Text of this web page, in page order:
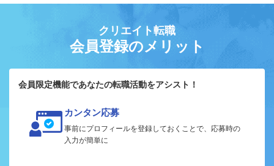
クリエイト転職
会員登録のメリット
会員限定機能であなたの転職活動をアシスト！
カンタン応募
事前にプロフィールを登録しておくことで、応募時の
入力が簡単に